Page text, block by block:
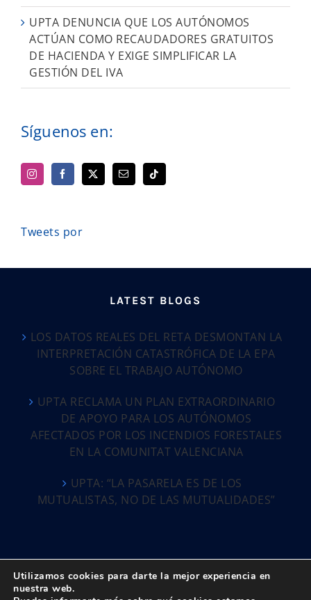
UPTA DENUNCIA QUE LOS AUTÓNOMOS
ACTÚAN COMO RECAUDADORES GRATUITOS
DE HACIENDA Y EXIGE SIMPLIFICAR LA
GESTIÓN DEL IVA
Síguenos en:
Tweets por
LATEST BLOGS
LOS DATOS REALES DEL RETA DESMONTAN LA
INTERPRETACIÓN CATASTRÓFICA DE LA EPA
SOBRE EL TRABAJO AUTÓNOMO
UPTA RECLAMA UN PLAN EXTRAORDINARIO
DE APOYO PARA LOS AUTÓNOMOS
AFECTADOS POR LOS INCENDIOS FORESTALES
EN LA COMUNITAT VALENCIANA
UPTA: “LA PASARELA ES DE LOS
MUTUALISTAS, NO DE LAS MUTUALIDADES”
Utilizamos cookies para darte la mejor experiencia en
nuestra web.